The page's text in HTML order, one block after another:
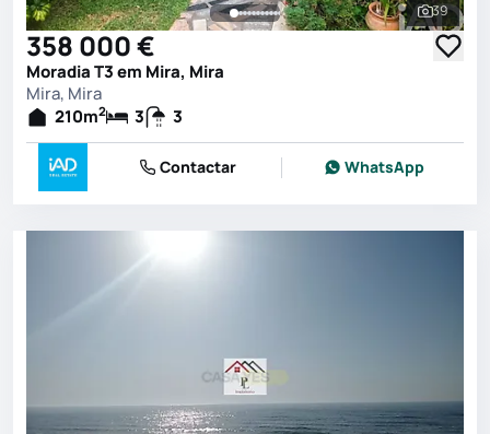
Ver
39
358 000 €
Moradia T3 em Mira, Mira
Mira, Mira
210m2 3 3
Contactar WhatsApp